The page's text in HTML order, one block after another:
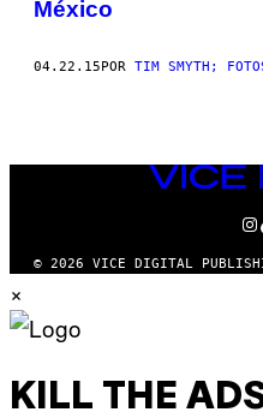
THIS
AUTHOR
México
04.22.15POR TIM SMYTH;
VICE
MEDIA
© 2026 VICE DIGITAL
×
KILL THE